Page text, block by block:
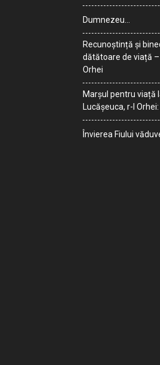
Dumnezeu…
Recunoștință și
dătătoare de viață
Orhei
Marșul pentru viață
Lucășeuca, r-l
Învierea Fiului